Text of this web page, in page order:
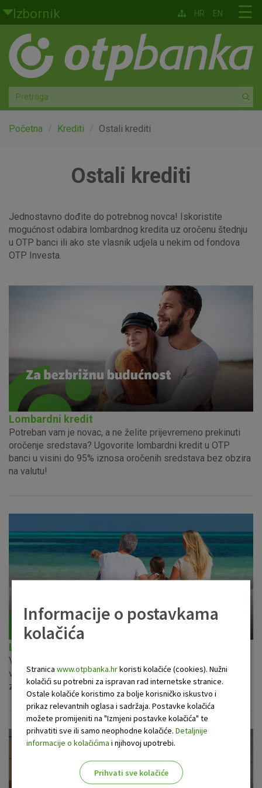
Skoči na glavni sadržaj
Izbornik
Građani
Privatno bankarstvo
Agro
Mala poduzeća i obrtnici
Faktoring
O nama
☰
HR EN
Početna Krediti Ostali krediti
Ostali krediti
Jednostavno dođite do potrebnog novca! Iskoristite
mogućnost odabira lombardnog kredita uz oročenu štednju
u OTP banci ili ako ste vlasnik udjela u nekim od fondova
OTP Investa.
Lombardni kredit
Potreban vam je novac, a ne želite prijevremeno prekinuti
oročenje sredstava? Ugovorite lombardni kredit u OTP
banci u visini do 95% iznosa oročenih sredstava bez obzira
na valutu!
Lombardni kredit uz OTP investicijske fondove
Vlasnik ste udjela u nekim od fondova OTP investa, a treba
vam novac? Ugovorite lombardni kredit u OTP banci uz
zalog udjela u investicijskim fondovima OTP Investa!
Informacije o postavkama
kolačića
Stranica www.otpbanka.hrkoristi kolačiće (cookies). Nužni
kolačići su potrebni za ispravan rad internetske stranice.
Ostale kolačiće koristimo za bolje korisničko iskustvo i
prikaz relevantnih oglasa i sadržaja. Postavke kolačića
možete promijeniti na "Izmjeni postavke kolačića" te
prihvatiti sve ili samo neophodne kolačiće. Detaljnije
informacije o kolačićima i njihovoj upotrebi.
Prihvati sve kolačiće